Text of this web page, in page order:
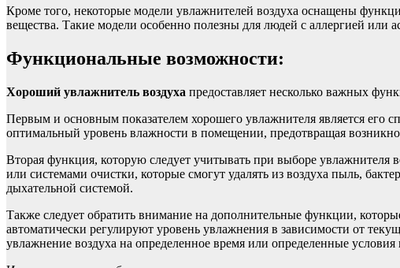
Кроме того, некоторые модели увлажнителей воздуха оснащены
вещества. Такие модели особенно полезны для людей с аллергией или
Функциональные возможности:
Хороший увлажнитель воздуха предоставляет несколько важных
Первым и основным показателем хорошего увлажнителя является его
оптимальный уровень влажности в помещении, предотвращая
Вторая функция, которую следует учитывать при выборе увлажнителя
или системами очистки, которые смогут удалять из воздуха пыль,
дыхательной системой.
Также следует обратить внимание на дополнительные функции,
автоматически регулируют уровень увлажнения в зависимости от
увлажнение воздуха на определенное время или определенные условия